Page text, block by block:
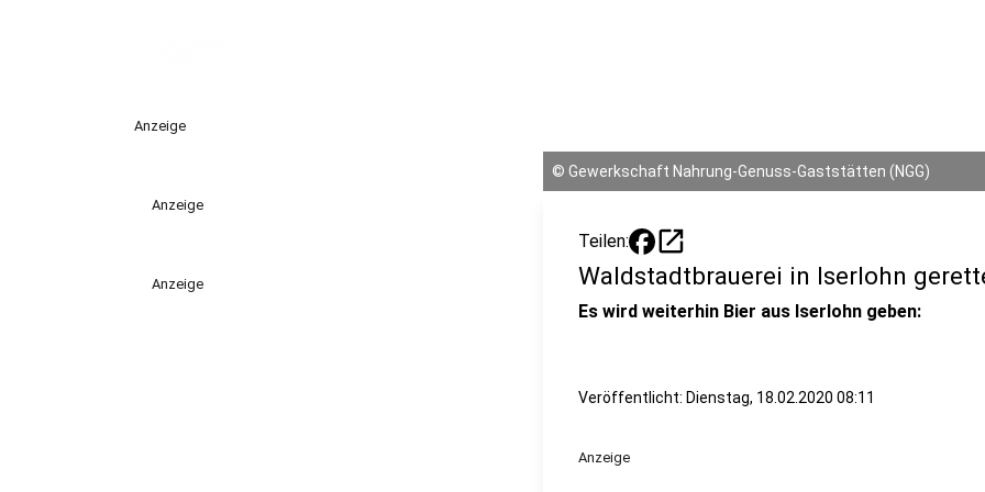
Anzeige
Anzeige
Anzeige
© Gewerkschaft Nahrung-Genuss-Gaststätten (NGG)
Teilen: open_in_new
Waldstadtbrauerei in Iserlohn
Es wird weiterhin Bier aus Iserlohn geben:
Veröffentlicht: Dienstag, 18.02.2020 08:11
Anzeige